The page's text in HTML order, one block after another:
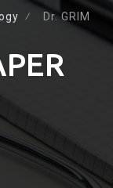
⁄
Dr. GRIM